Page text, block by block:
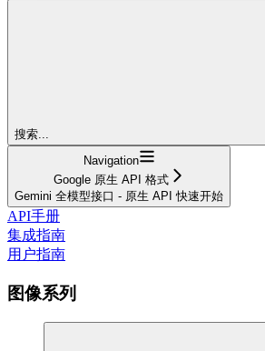
搜索...
Navigation
Google 原生 API 格式
Gemini 全模型接口 - 原生 API 快速开始
API手册
集成指南
用户指南
图像系列